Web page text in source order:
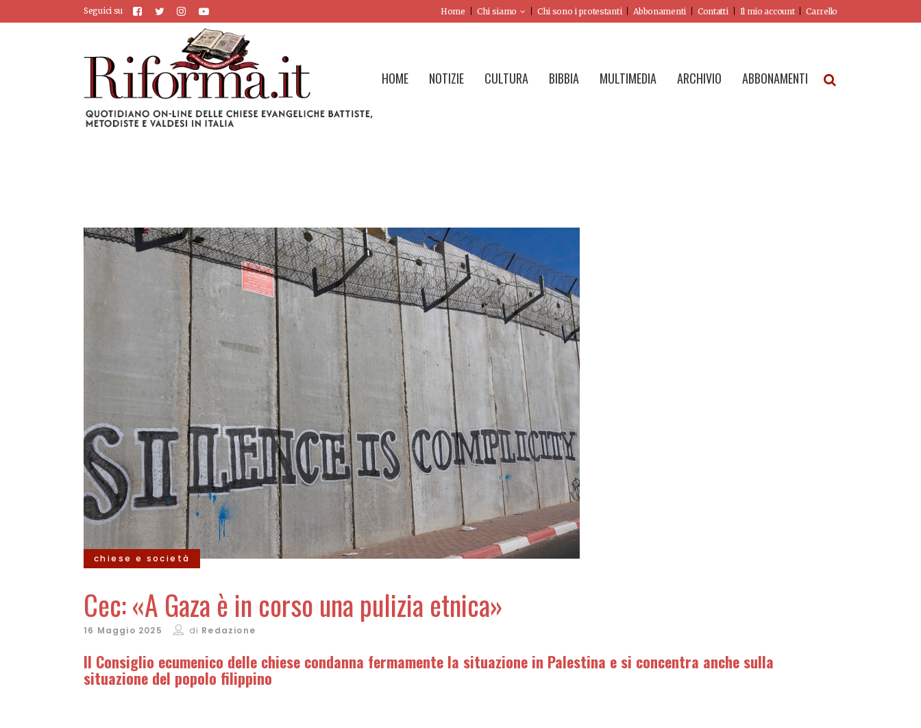
Seguici su Home Chi siamo Chi sono i protestanti Abbonamenti Contatti Il mio account Carrello
HOME NOTIZIE CULTURA BIBBIA MULTIMEDIA ARCHIVIO ABBONAMENTI
chiese e società
Cec: «A Gaza è in corso una pulizia etnica»
16 Maggio 2025 di Redazione
Il Consiglio ecumenico delle chiese condanna fermamente la situazione in Palestina e si concentra anche sulla
situazione del popolo filippino